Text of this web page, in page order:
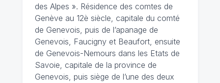
des Alpes ». Résidence des comtes de
Genève au 12è siècle, capitale du comté
de Genevois, puis de l’apanage de
Genevois, Faucigny et Beaufort, ensuite
de Genevois-Nemours dans les Etats de
Savoie, capitale de la province de
Genevois, puis siège de l’une des deux